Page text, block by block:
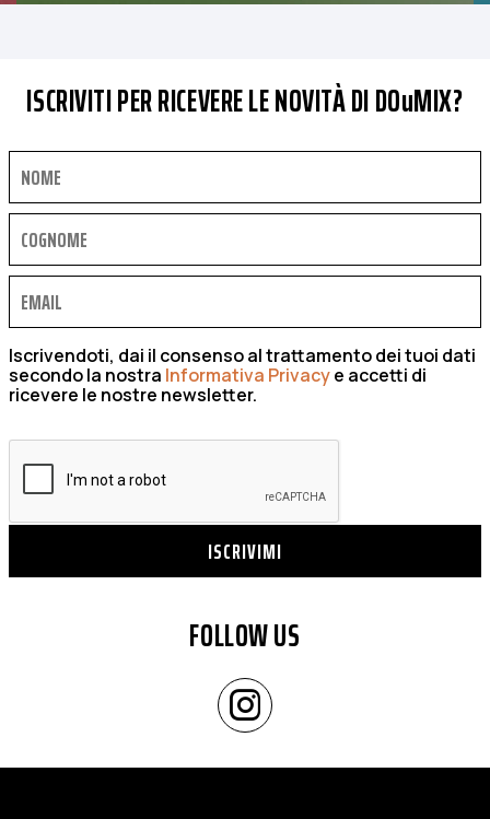
ISCRIVITI PER RICEVERE LE NOVITÀ DI DOuMIX?
Iscrivendoti, dai il consenso al trattamento dei tuoi dati
secondo la nostra Informativa Privacye accetti di
ricevere le nostre newsletter.
ISCRIVIMI
FOLLOW US